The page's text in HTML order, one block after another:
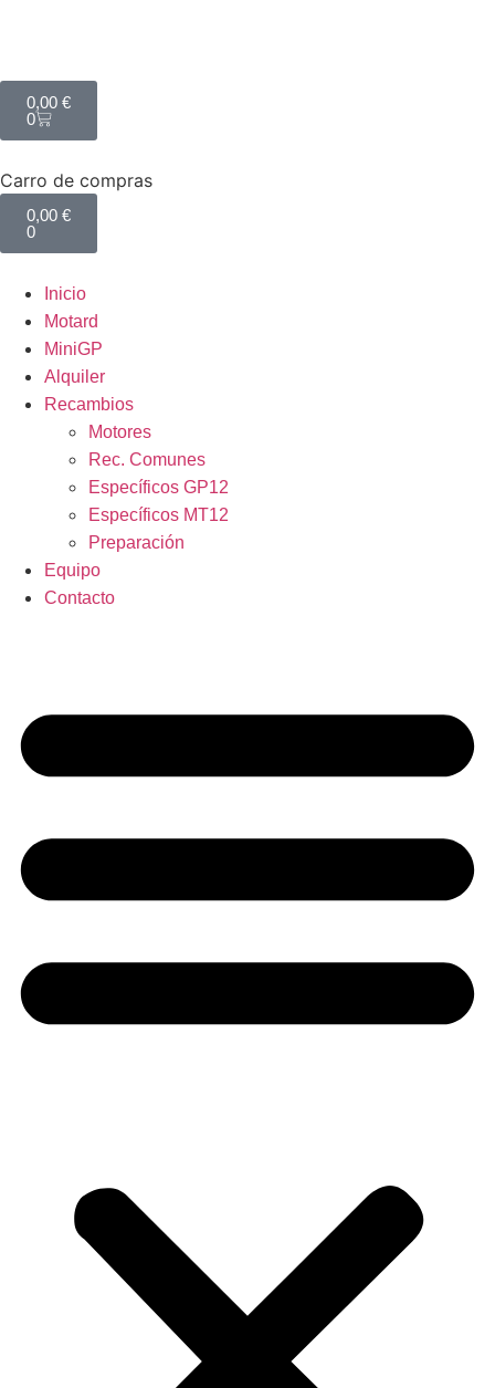
0,00 €
0
Carro de compras
0,00 €
0
Inicio
Motard
MiniGP
Alquiler
Recambios
Motores
Rec. Comunes
Específicos GP12
Específicos MT12
Preparación
Equipo
Contacto